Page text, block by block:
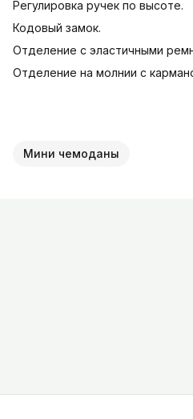
Регулировка ручек по высоте.
Кодовый замок.
Отделение с эластичными
Отделение на молнии с
Мини чемоданы